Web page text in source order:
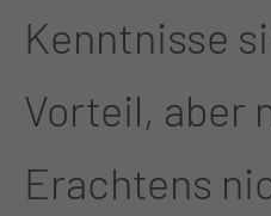
Kenntnisse
Vorteil, aber
Erachtens